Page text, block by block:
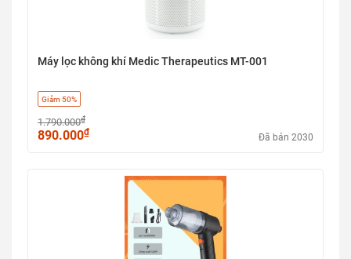
Máy lọc không khí Medic Therapeutics MT-001
Giảm 50%
1.790.000₫
890.000₫ Đã bán 2030